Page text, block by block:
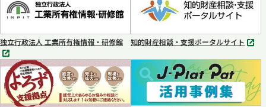
ブ
で
く
ブ
で
開
く
独立行政法人 工業所有権情報・研修館
別
タ
ブ
で
知的財産相談・支援ポータルサイト
別
タ
開
く